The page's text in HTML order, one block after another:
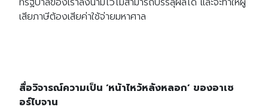
เสียภาษีต้องเสียค่าใช้จ่ายมหาศาล
สื่อวิจารณ์ความเป็น ‘หน้าไหว้หลังหลอก’ ของอาเซ
อร์ไบจาน